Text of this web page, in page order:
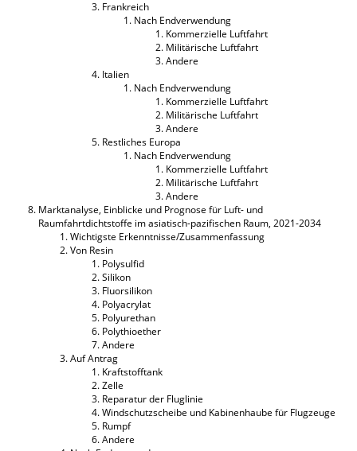
Frankreich
Nach Endverwendung
Kommerzielle Luftfahrt
Militärische Luftfahrt
Andere
Italien
Nach Endverwendung
Kommerzielle Luftfahrt
Militärische Luftfahrt
Andere
Restliches Europa
Nach Endverwendung
Kommerzielle Luftfahrt
Militärische Luftfahrt
Andere
Marktanalyse, Einblicke und Prognose für Luft- und
Raumfahrtdichtstoffe im asiatisch-pazifischen Raum, 2021-2034
Wichtigste Erkenntnisse/Zusammenfassung
Von Resin
Polysulfid
Silikon
Fluorsilikon
Polyacrylat
Polyurethan
Polythioether
Andere
Auf Antrag
Kraftstofftank
Zelle
Reparatur der Fluglinie
Windschutzscheibe und Kabinenhaube für Flugzeuge
Rumpf
Andere